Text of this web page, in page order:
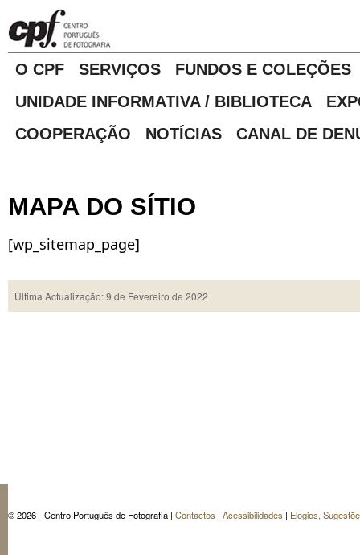
O CPF SERVIÇOS
FUNDOS E COLEÇÕES
UNIDADE INFORMATIVA / BIBLIOTECA
COOPERAÇÃO
NOTÍCIAS CANAL DE
MAPA DO SÍTIO
[wp_sitemap_page]
Última Actualização: 9 de Fevereiro de 2022
© 2026 - Centro Português de Fotografia | Contactos | Acessibilidades | Elogios,